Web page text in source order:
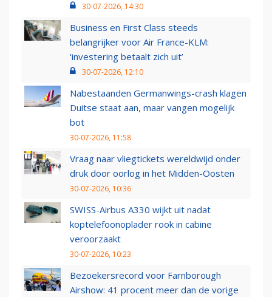
30-07-2026, 14:30
Business en First Class steeds
belangrijker voor Air France-KLM:
‘investering betaalt zich uit’
30-07-2026, 12:10
Nabestaanden Germanwings-crash klagen
Duitse staat aan, maar vangen mogelijk
bot
30-07-2026, 11:58
Vraag naar vliegtickets wereldwijd onder
druk door oorlog in het Midden-Oosten
30-07-2026, 10:36
SWISS-Airbus A330 wijkt uit nadat
koptelefoonoplader rook in cabine
veroorzaakt
30-07-2026, 10:23
Bezoekersrecord voor Farnborough
Airshow: 41 procent meer dan de vorige